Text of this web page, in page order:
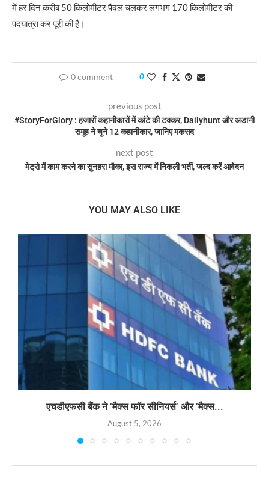
में हर दिन करीब 50 किलोमीटर पैदल चलकर लगभग 170 किलोमीटर की
पदयात्रा कर पूरी की है।
0 comment 0
previous post
#StoryForGlory : हजारों कहानीकारों में कांटे की टक्कर, Dailyhunt और अडानी
समूह ने चुने 12 कहानीकार, जानिए मकसद
next post
मेट्रो में काम करने का सुनहरा मौका, इस राज्य में निकली भर्ती, जल्द करें आवेदन
YOU MAY ALSO LIKE
एचडीएफसी बैंक ने ‘मैक्स फॉर सीनियर्स’ और ‘मैक्स...
August 5, 2026